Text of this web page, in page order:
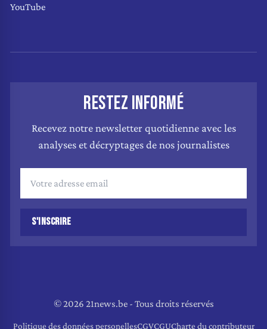
YouTube
RESTEZ INFORMÉ
Recevez notre newsletter quotidienne avec les
analyses et décryptages de nos journalistes
S'INSCRIRE
© 2026 21news.be - Tous droits réservés
Politique des données personellesCGVCGUCharte du contributeur